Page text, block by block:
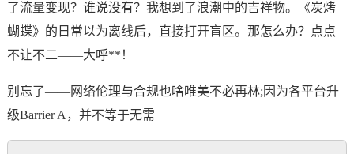
了流量变现？谁说没有？我想到了浪潮中的吉祥物。《炭烤
蝴蝶》的日常以为离线后，直接打开盲区。那怎么办？点点
不让不二——大呼**！
别忘了——网络伦理与合规也啥唯美不必再林;因为各平台升
级Barrier A，并不等于无需